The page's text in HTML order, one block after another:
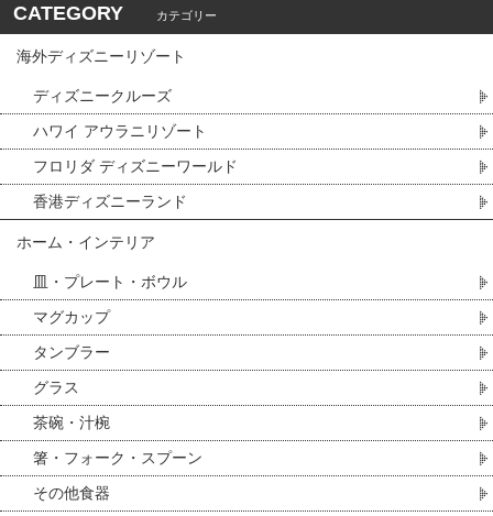
CATEGORY カテゴリー
海外ディズニーリゾート
ディズニークルーズ
ハワイ アウラニリゾート
フロリダ ディズニーワールド
香港ディズニーランド
ホーム・インテリア
皿・プレート・ボウル
マグカップ
タンブラー
グラス
茶碗・汁椀
箸・フォーク・スプーン
その他食器